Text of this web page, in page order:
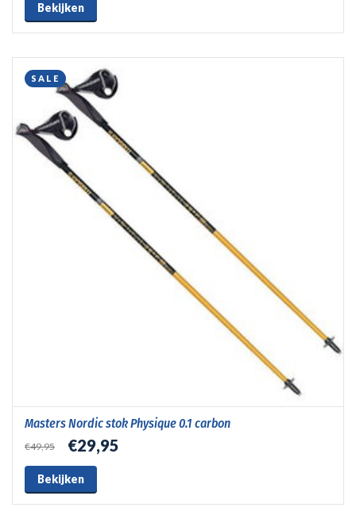
Bekijken
SALE
Masters Nordic stok Physique 0.1 carbon
€49,95 €29,95
Bekijken